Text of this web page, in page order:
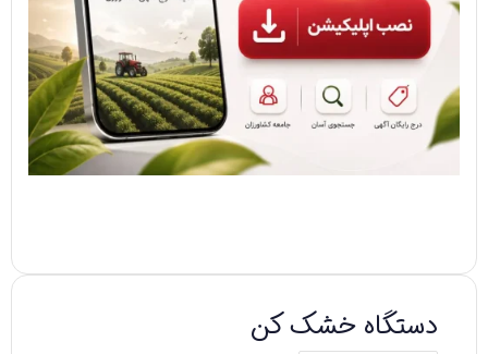
دستگاه خشک کن